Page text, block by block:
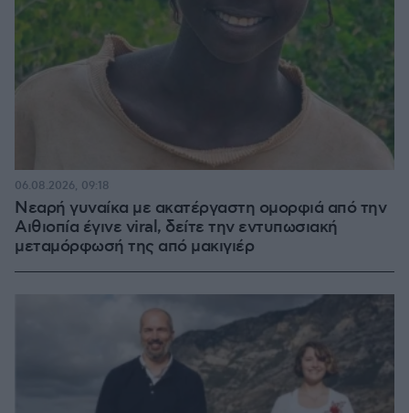
Νεαρή γυναίκα με ακατέργαστη ομορφιά από την
Αιθιοπία έγινε viral, δείτε την εντυπωσιακή
μεταμόρφωσή της από μακιγιέρ
06.08.2026, 09:18